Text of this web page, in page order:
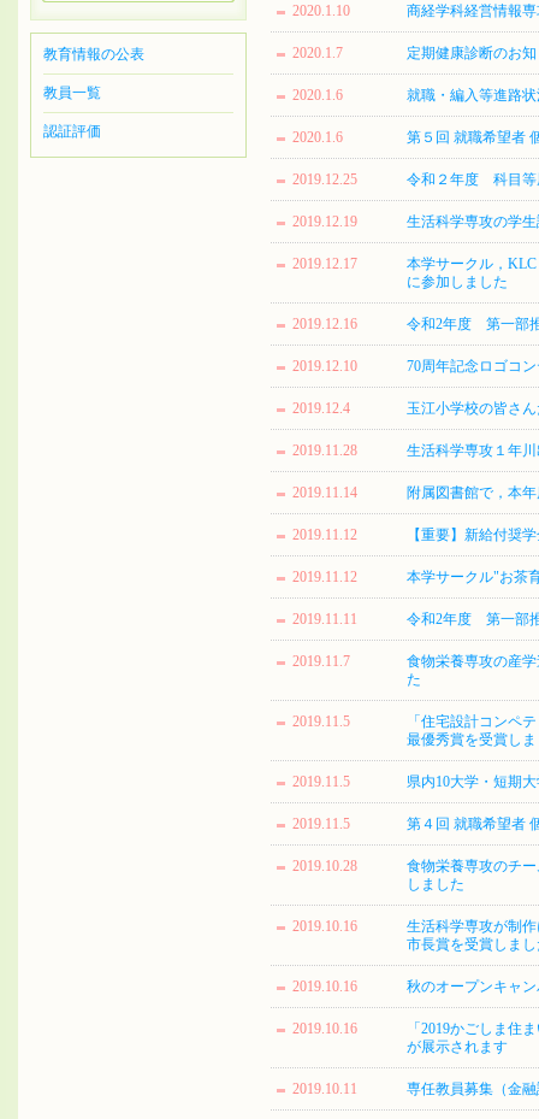
教育情報の公表
教員一覧
認証評価
2020.1.10 商経学科経営情報
2020.1.7 定期健康診断のお
2020.1.6 就職・編入等進路
2020.1.6 第５回 就職希望者
2019.12.25 令和２年度 科目等
2019.12.19 生活科学専攻の学
2019.12.17
本学サークル，
に参加しました
2019.12.16 令和2年度 第一部
2019.12.10 70周年記念ロゴコ
2019.12.4 玉江小学校の皆さ
2019.11.28 生活科学専攻１年川
2019.11.14 附属図書館で，本
2019.11.12 【重要】新給付奨
2019.11.12 本学サークル"お茶
2019.11.11 令和2年度 第一部
2019.11.7
食物栄養専攻の産
た
2019.11.5
「住宅設計コンペ
最優秀賞を受賞し
2019.11.5 県内10大学・短期
2019.11.5 第４回 就職希望者
2019.10.28
食物栄養専攻のチ
しました
2019.10.16
生活科学専攻が制
市長賞を受賞しま
2019.10.16 秋のオープンキャ
2019.10.16
「2019かごしま住
が展示されます
2019.10.11 専任教員募集（金